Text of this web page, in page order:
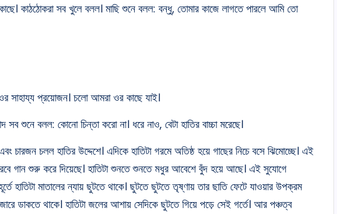
কাঠঠোকরা সব খুলে বলল। মাছি শুনে বলল: বন্ধু, তোমার কাজে লাগতে পারলে আমি তো
প্রয়োজন। চলো আমরা ওর কাছে যাই।
শুনে বলল: কোনো চিন্তা করো না। ধরে নাও, বেটা হাতির বাচ্চা মরেছে।
চারজন চলল হাতির উদ্দেশে। এদিকে হাতিটা গরমে অতিষ্ঠ হয়ে গাছের নিচে বসে ঝিমোচ্ছে। এই
গান শুরু করে দিয়েছে। হাতিটা শুনতে শুনতে মধুর আবেশে বুঁদ হয়ে আছে। এই সুযোগে
হাতিটা মাতালের ন্যায় ছুটতে থাকে। ছুটতে ছুটতে তৃষ্ণায় তার ছাতি ফেটে যাওয়ার উপক্রম
ডাকতে থাকে। হাতিটা জলের আশায় সেদিকে ছুটতে গিয়ে পড়ে সেই গর্তে। আর পঞ্চত্ব